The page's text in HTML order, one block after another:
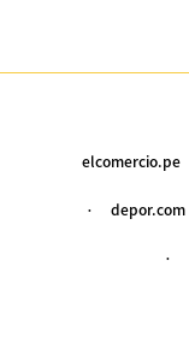
elcomercio.pe
depor.com